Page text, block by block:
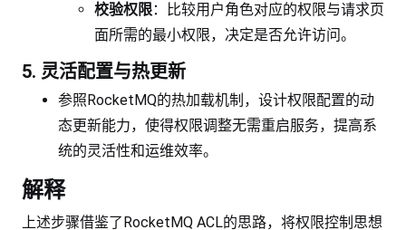
校验权限：比较用户角色对应的权限与请求页
面所需的最小权限，决定是否允许访问。
5. 灵活配置与热更新
参照RocketMQ的热加载机制，设计权限配置的动
态更新能力，使得权限调整无需重启服务，提高系
统的灵活性和运维效率。
解释
上述步骤借鉴了RocketMQ ACL的思路，将权限控制思想